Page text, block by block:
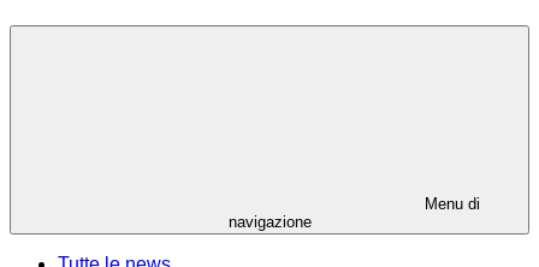
Menu di
navigazione